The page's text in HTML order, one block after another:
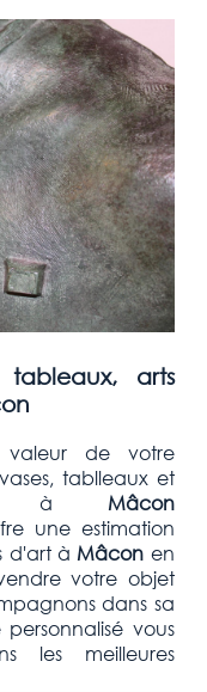
tableaux, arts
valeur de votre
tablleaux et
à
Mâcon
une estimation
d'art à Mâcon en
votre objet
dans sa
vous
les meilleures